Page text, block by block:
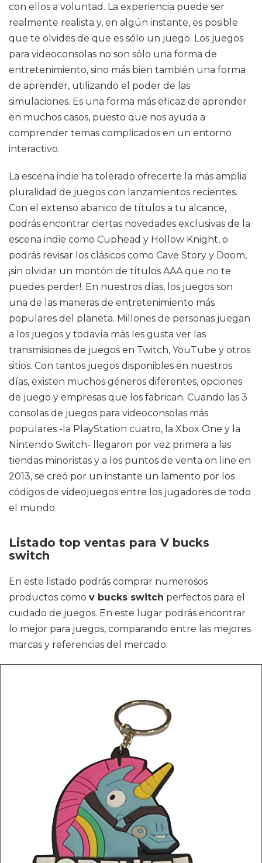
con ellos a voluntad. La experiencia puede ser
realmente realista y, en algún instante, es posible
que te olvides de que es sólo un juego. Los juegos
para videoconsolas no son sólo una forma de
entretenimiento, sino más bien también una forma
de aprender, utilizando el poder de las
simulaciones. Es una forma más eficaz de aprender
en muchos casos, puesto que nos ayuda a
comprender temas complicados en un entorno
interactivo.
La escena indie ha tolerado ofrecerte la más amplia
pluralidad de juegos con lanzamientos recientes.
Con el extenso abanico de títulos a tu alcance,
podrás encontrar ciertas novedades exclusivas de la
escena indie como Cuphead y Hollow Knight, o
podrás revisar los clásicos como Cave Story y Doom,
¡sin olvidar un montón de títulos AAA que no te
puedes perder!. En nuestros días, los juegos son
una de las maneras de entretenimiento más
populares del planeta. Millones de personas juegan
a los juegos y todavía más les gusta ver las
transmisiones de juegos en Twitch, YouTube y otros
sitios. Con tantos juegos disponibles en nuestros
días, existen muchos géneros diferentes, opciones
de juego y empresas que los fabrican. Cuando las 3
consolas de juegos para videoconsolas más
populares -la PlayStation cuatro, la Xbox One y la
Nintendo Switch- llegaron por vez primera a las
tiendas minoristas y a los puntos de venta on line en
2013, se creó por un instante un lamento por los
códigos de videojuegos entre los jugadores de todo
el mundo.
Listado top ventas para V bucks
switch
En este listado podrás comprar numerosos
productos como v bucks switch perfectos para el
cuidado de juegos. En este lugar podrás encontrar
lo mejor para juegos, comparando entre las mejores
marcas y referencias del mercado.